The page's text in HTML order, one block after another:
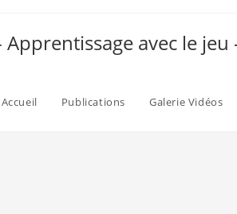
avec le jeu
Accueil Publications Galerie Vidéos